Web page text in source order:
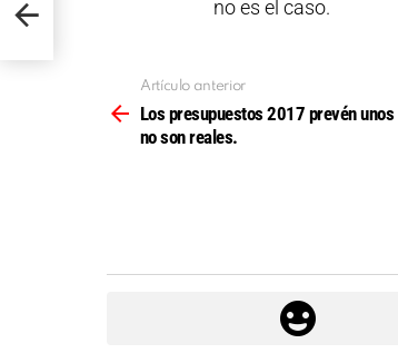
no es el caso.
más
Artículo anterior
Los presupuestos 2017 prevén
no son reales.